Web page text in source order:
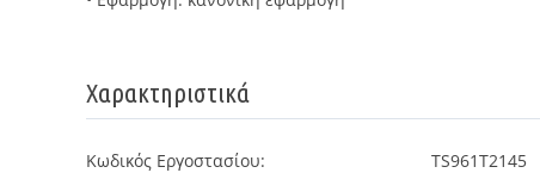
Χαρακτηριστικά
Κωδικός Εργοστασίου: TS961T2145